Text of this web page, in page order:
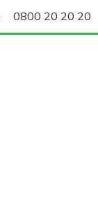
0800 20 20 20